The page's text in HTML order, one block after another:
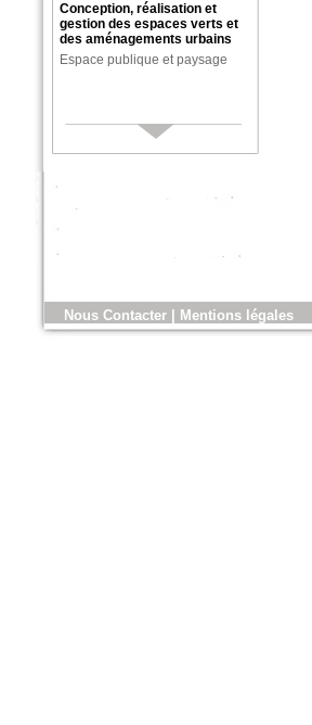
Conception, réalisation et
gestion des espaces verts et
des aménagements urbains
Espace publique et paysage
n°179 - Mars 2017
Conception, réalisation et
Nous Contacter Mentions légales